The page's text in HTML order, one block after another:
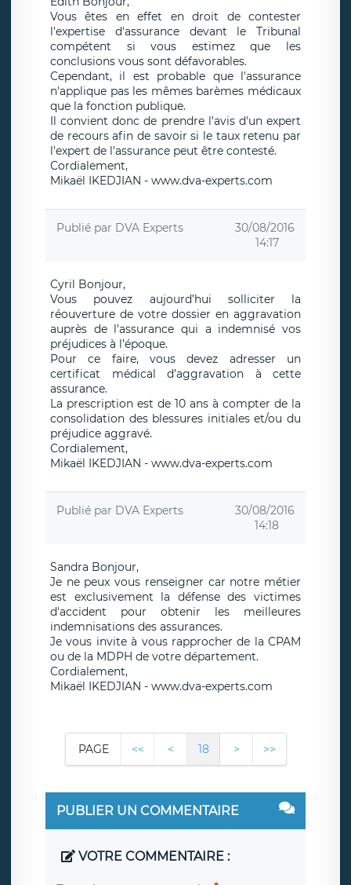
Vous êtes en effet en droit de contester
l'expertise d'assurance devant le Tribunal
compétent si vous estimez que les
conclusions vous sont défavorables.
Cependant, il est probable que l'assurance
n'applique pas les mêmes barèmes médicaux
que la fonction publique.
Il convient donc de prendre l'avis d'un expert
de recours afin de savoir si le taux retenu par
l'expert de l'assurance peut être contesté.
Cordialement,
Mikaël IKEDJIAN - www.dva-experts.com
Publié par DVA Experts
30/08/2016
14:17
Cyril Bonjour,
Vous pouvez aujourd’hui solliciter la
réouverture de votre dossier en aggravation
auprès de l’assurance qui a indemnisé vos
préjudices à l’époque.
Pour ce faire, vous devez adresser un
certificat médical d’aggravation à cette
assurance.
La prescription est de 10 ans à compter de la
consolidation des blessures initiales et/ou du
préjudice aggravé.
Cordialement,
Mikaël IKEDJIAN - www.dva-experts.com
Publié par DVA Experts
30/08/2016
14:18
Sandra Bonjour,
Je ne peux vous renseigner car notre métier
est exclusivement la défense des victimes
d'accident pour obtenir les meilleures
indemnisations des assurances.
Je vous invite à vous rapprocher de la CPAM
ou de la MDPH de votre département.
Cordialement,
Mikaël IKEDJIAN - www.dva-experts.com
PAGE << < 18 > >>
PUBLIER UN COMMENTAIRE
VOTRE COMMENTAIRE :